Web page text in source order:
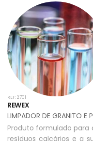
REF: 2701
REWEX
LIMPADOR DE GRANITO E
Produto formulado para
resíduos calcários e a